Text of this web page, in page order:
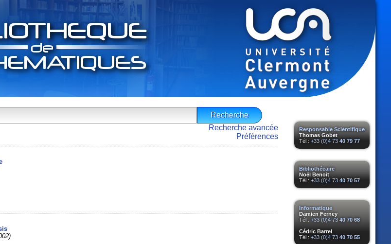
Responsable Scientifique
Thomas Gobet
Tél : +33 (0)4 73 40 79 77
Bibliothécaire
Noël Benoit
Tél : +33 (0)4 73 40 70 57
Informatique
Damien Ferney
Tél : +33 (0)4 73 40 70 68
Cédric Barrel
Tél : +33 (0)4 73 40 70 55
Recherche avancée
Préférences